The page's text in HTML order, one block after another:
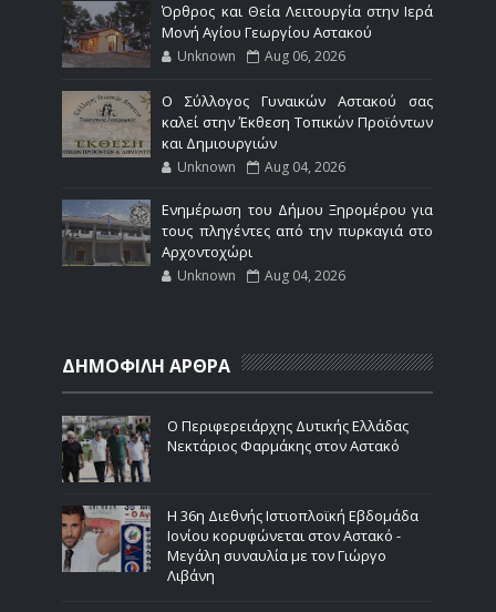
Όρθρος και Θεία Λειτουργία στην Ιερά
Μονή Αγίου Γεωργίου Αστακού
Unknown Aug 06, 2026
Ο Σύλλογος Γυναικών Αστακού σας
καλεί στην Έκθεση Τοπικών Προϊόντων
και Δημιουργιών
Unknown Aug 04, 2026
Ενημέρωση του Δήμου Ξηρομέρου για
τους πληγέντες από την πυρκαγιά στο
Αρχοντοχώρι
Unknown Aug 04, 2026
ΔΗΜΟΦΙΛΗ ΑΡΘΡΑ
Ο Περιφερειάρχης Δυτικής Ελλάδας
Νεκτάριος Φαρμάκης στον Αστακό
Η 36η Διεθνής Ιστιοπλοϊκή Εβδομάδα
Ιονίου κορυφώνεται στον Αστακό -
Μεγάλη συναυλία με τον Γιώργο
Λιβάνη